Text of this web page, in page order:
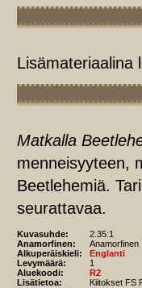
Lisämateriaalina
Matkalla
menneisyyteen,
Beetlehemiä.
seurattavaa.
Kuvasuhde:
2.35:1
Anamorfinen:
Anamorfinen
Alkuperäiskieli:
Englanti
Levymäärä:
1
Aluekoodi:
R2
Lisätietoa:
Kiitokset FS